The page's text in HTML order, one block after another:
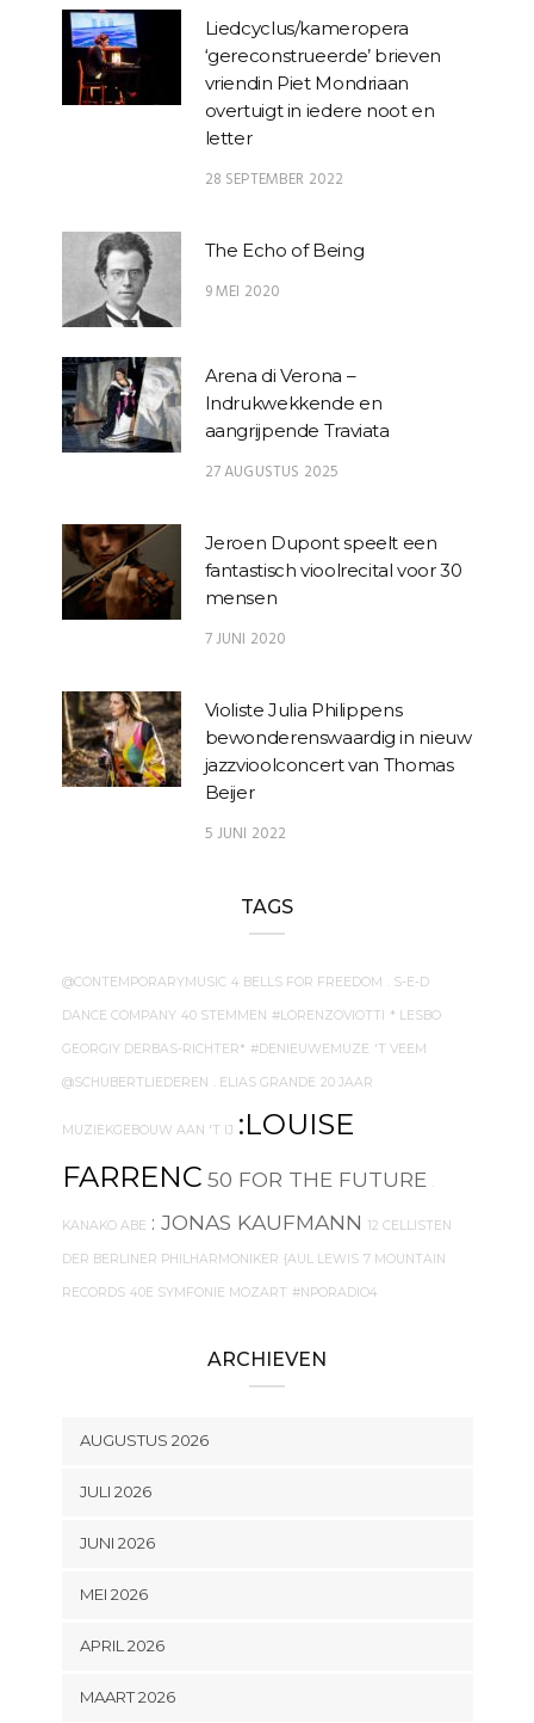
Liedcyclus/kameropera
‘gereconstrueerde’ brieven
vriendin Piet Mondriaan
overtuigt in iedere noot en
letter
28 SEPTEMBER 2022
The Echo of Being
9 MEI 2020
Arena di Verona –
Indrukwekkende en
aangrijpende Traviata
27 AUGUSTUS 2025
Jeroen Dupont speelt een
fantastisch vioolrecital voor 30
mensen
7 JUNI 2020
Violiste Julia Philippens
bewonderenswaardig in nieuw
jazzvioolconcert van Thomas
Beijer
5 JUNI 2022
TAGS
@CONTEMPORARYMUSIC 4 BELLS FOR FREEDOM . S-E-D
DANCE COMPANY 40 STEMMEN #LORENZOVIOTTI * LESBO
GEORGIY DERBAS-RICHTER* #DENIEUWEMUZE 'T VEEM
@SCHUBERTLIEDEREN . ELIAS GRANDE 20 JAAR
MUZIEKGEBOUW AAN 'T IJ :LOUISE
FARRENC 50 FOR THE FUTURE
KANAKO ABE : JONAS KAUFMANN 12 CELLISTEN
DER BERLINER PHILHARMONIKER {AUL LEWIS 7 MOUNTAIN
RECORDS 40E SYMFONIE MOZART #NPORADIO4
ARCHIEVEN
AUGUSTUS 2026
JULI 2026
JUNI 2026
MEI 2026
APRIL 2026
MAART 2026